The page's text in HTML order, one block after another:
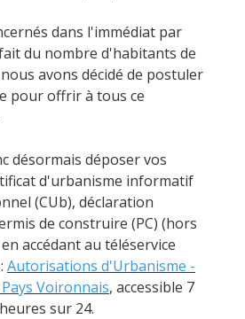
dans l'immédiat par
du nombre d'habitants de
avons décidé de postuler
pour offrir à tous ce
désormais déposer vos
d'urbanisme informatif
(CUb), déclaration
de construire (PC) (hors
accédant au téléservice
Autorisations d'Urbanisme -
Voironnais, accessible 7
sur 24.